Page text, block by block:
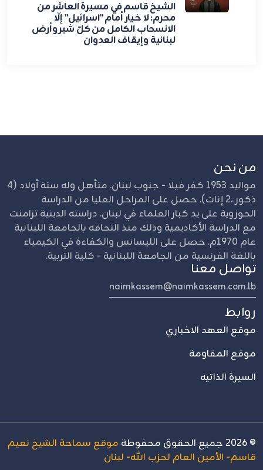
الشيخ قاسم في مسيرة العاشر من
محرم: لا خيار أمام "اسرائيل" إلّا
الانسحاب الكامل من كلّ شبر وأرض
لبنانية وإيقاف العدوان
من نحن
مواليد 1953 كفر فيلا - جنوب لبنان. متأهل وله ستة أولاد (4
ذكور ،2 إناث). حصل على المراحل العليا من الدراسة
الحوزوية على يد كبار العلماء في لبنان. دراسته الدينية تزامنت
مع الدراسة الأكاديمية وذلك منذ التحاقه بالجامعة اللبنانية
عام 1970م. حصل على الليسانس والكفاءة في الكيمياء
باللغة الفرنسية من الجامعة اللبنانية - كلية التربية.
تواصل معنا
naimkassem@naimkassem.com.lb
روابط
موقع العهد الاخباري
موقع المقاومة
السيرة الذاتيه
©
2026 جميع الحقوق محفوطة موقع سماحة الشيخ نعيم
قاسم- الأمين العام لحزب الله- لبنان